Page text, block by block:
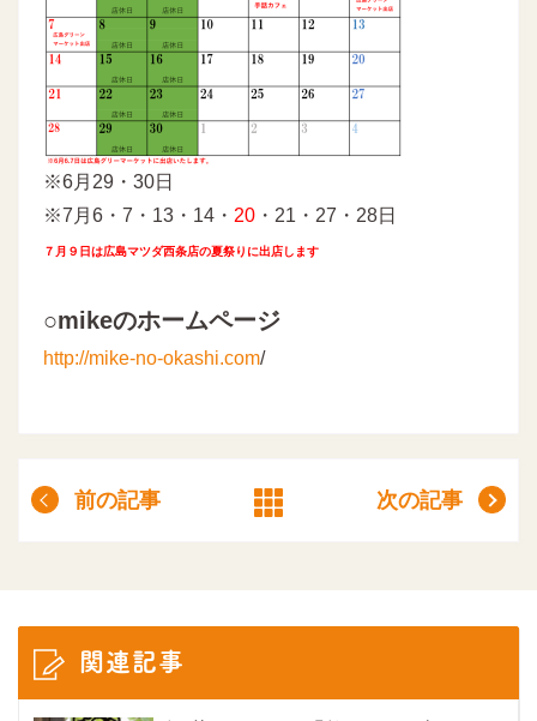
※6月29・30日
※7月6・7・13・14・ 20 ・21・27・28日
７月９日は広島マツダ西条店の夏祭りに出店します
○mikeのホームページ
http://mike-no-okashi.com/
前の記事 次の記事
関連記事